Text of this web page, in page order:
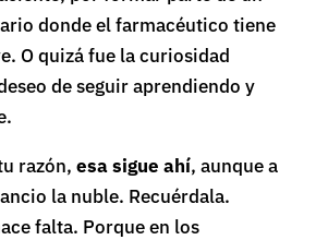
donde el farmacéutico tiene
O quizá fue la curiosidad
de seguir aprendiendo y
razón, esa sigue ahí, aunque a
la nuble. Recuérdala.
falta. Porque en los